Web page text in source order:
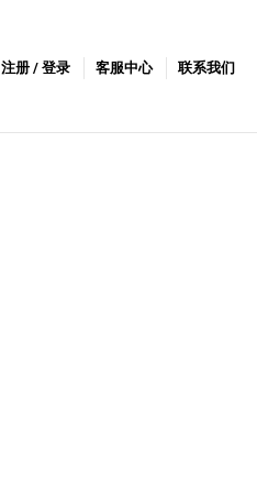
注册 / 登录 客服中心 联系我们